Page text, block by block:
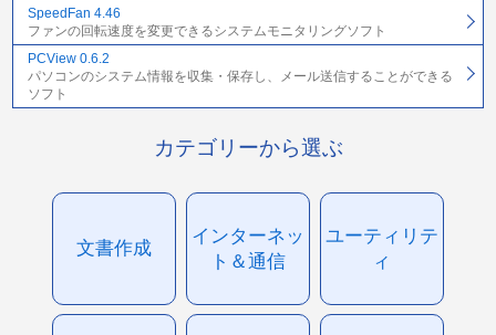
SpeedFan 4.46
ファンの回転速度を変更できるシステムモニタリングソフト
PCView 0.6.2
パソコンのシステム情報を収集・保存し、メール送信することができる
ソフト
カテゴリーから選ぶ
文書作成
インターネッ
ト＆通信
ユーティリテ
ィ